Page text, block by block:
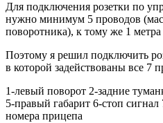
Для подключения розетки по
нужно минимум 5 проводов
поворотника), к тому же 1 метра
Поэтому я решил подключить
в которой задействованы все 7
1-левый поворот 2-задние
5-правый габарит 6-стоп
номера прицепа